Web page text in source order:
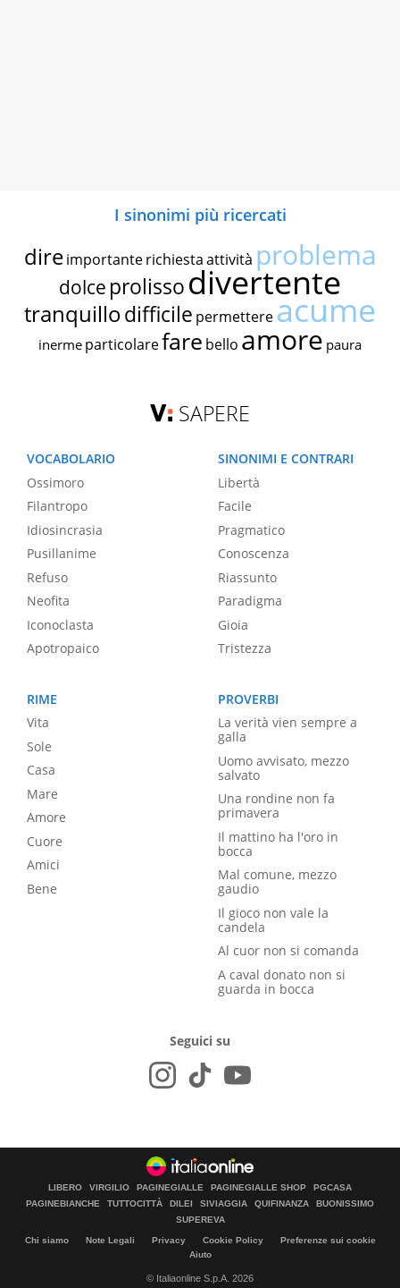
I sinonimi più ricercati
dire importante richiestaattività problema
dolce prolissodivertente
tranquillodifficile permettereacume
inerme particolarefare bello amore paura
SAPERE
VOCABOLARIO
Ossimoro
Filantropo
Idiosincrasia
Pusillanime
Refuso
Neofita
Iconoclasta
Apotropaico
SINONIMI E CONTRARI
Libertà
Facile
Pragmatico
Conoscenza
Riassunto
Paradigma
Gioia
Tristezza
RIME
Vita
Sole
Casa
Mare
Amore
Cuore
Amici
Bene
PROVERBI
La verità vien sempre a
galla
Uomo avvisato, mezzo
salvato
Una rondine non fa
primavera
Il mattino ha l'oro in
bocca
Mal comune, mezzo
gaudio
Il gioco non vale la
candela
Al cuor non si comanda
A caval donato non si
guarda in bocca
Seguici su
LIBERO VIRGILIO PAGINEGIALLE PAGINEGIALLE SHOP
PGCASA
PAGINEBIANCHE
TUTTOCITTÀ DILEI SIVIAGGIA QUIFINANZA
BUONISSIMO
SUPEREVA
Chi siamo Note Legali Privacy Cookie Policy
Preferenze sui cookie
Aiuto
© Italiaonline S.p.A. 2026